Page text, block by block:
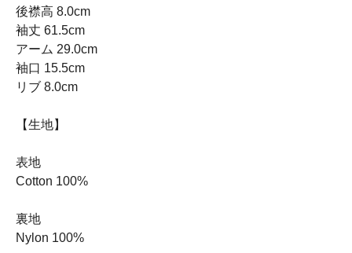
後襟高 8.0cm
袖丈 61.5cm
アーム 29.0cm
袖口 15.5cm
リブ 8.0cm
【生地】
表地
Cotton 100%
裏地
Nylon 100%